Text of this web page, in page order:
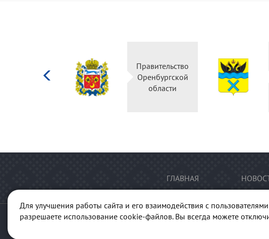
Правительство
Оренбургской
области
Для улучшения работы сайта и его взаимодействия с
разрешаете использование cookie-файлов. Вы всегда можете
ГЛАВНАЯ